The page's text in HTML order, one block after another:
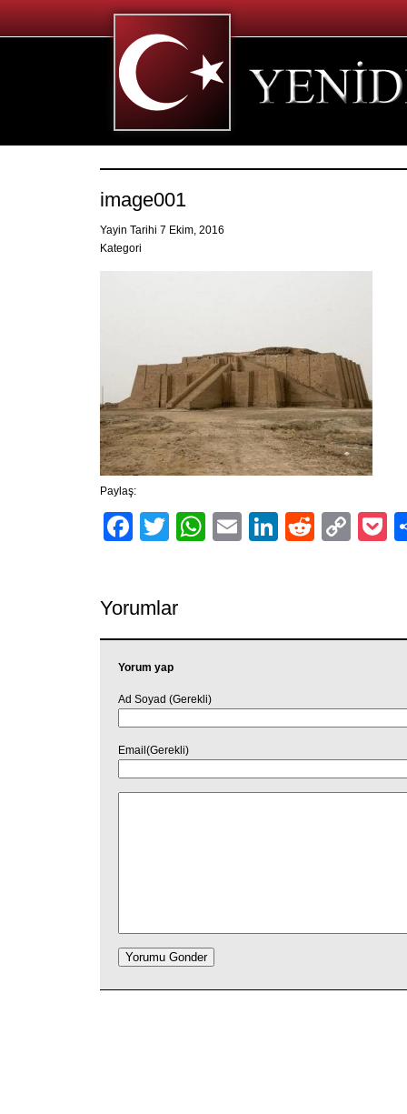
image001
Yayin Tarihi 7 Ekim, 2016
Kategori
Paylaş:
Facebook
TwitterWhatsApp
EmailLinkedIn
Reddit
Yorumlar
Yorum yap
Ad Soyad (Gerekli)
Email(Gerekli)